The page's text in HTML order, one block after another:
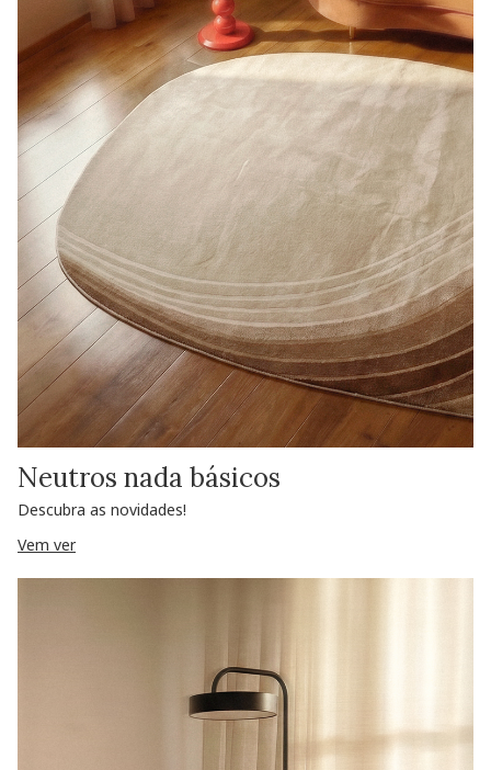
Neutros nada básicos
Descubra as novidades!
Vem ver